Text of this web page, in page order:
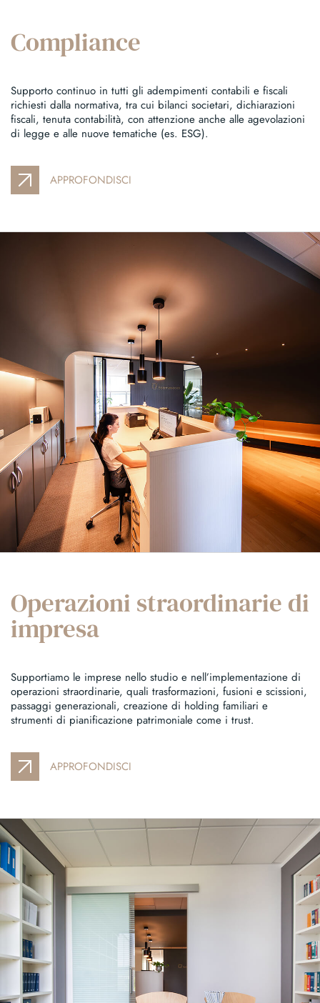
Compliance
Supporto continuo in tutti gli adempimenti contabili e fiscali
richiesti dalla normativa, tra cui bilanci societari, dichiarazioni
fiscali, tenuta contabilità, con attenzione anche alle agevolazioni
di legge e alle nuove tematiche (es. ESG).
APPROFONDISCI
Operazioni straordinarie di
impresa
Supportiamo le imprese nello studio e nell’implementazione di
operazioni straordinarie, quali trasformazioni, fusioni e scissioni,
passaggi generazionali, creazione di holding familiari e
strumenti di pianificazione patrimoniale come i trust.
APPROFONDISCI